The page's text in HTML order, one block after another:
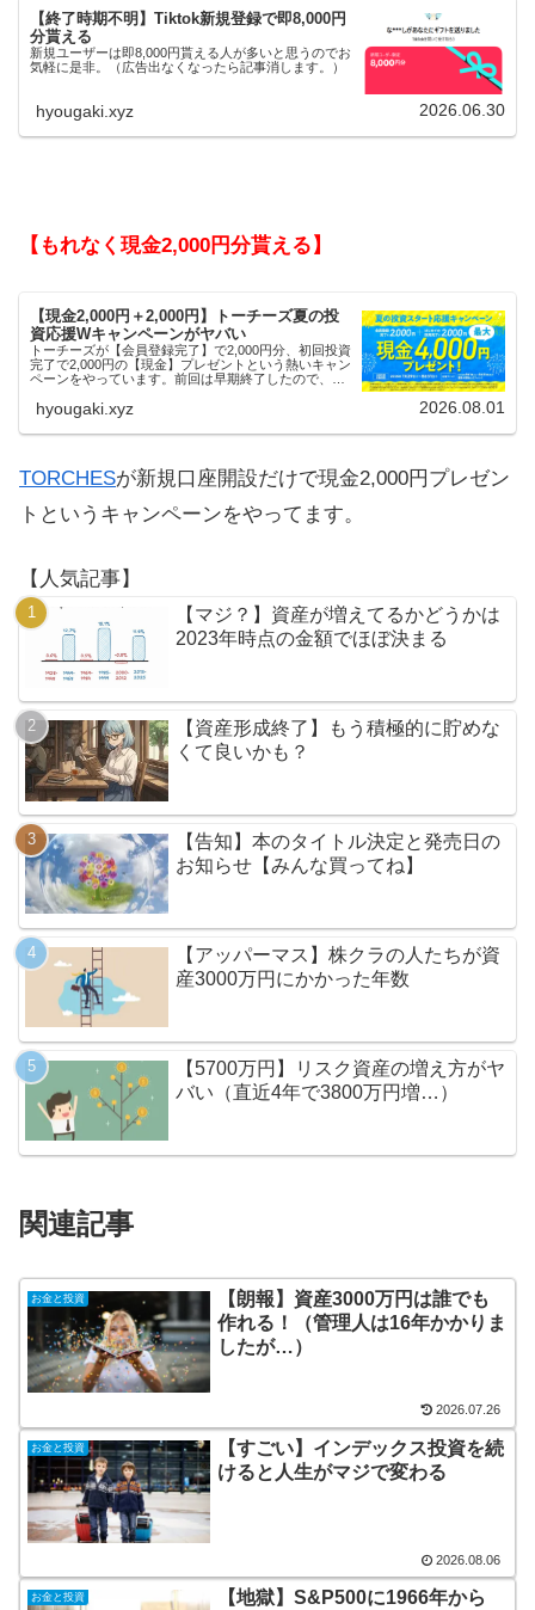
【終了時期不明】Tiktok新規登録で即8,000円
分貰える
新規ユーザーは即8,000円貰える人が多いと思うのでお
気軽に是非。（広告出なくなったら記事消します。）
hyougaki.xyz 2026.06.30
【もれなく現金2,000円分貰える】
【現金2,000円＋2,000円】トーチーズ夏の投
資応援Wキャンペーンがヤバい
トーチーズが【会員登録完了】で2,000円分、初回投資
完了で2,000円の【現金】プレゼントという熱いキャン
ペーンをやっています。前回は早期終了したので、使
hyougaki.xyz 2026.08.01
TORCHESが新規口座開設だけで現金2,000円プレゼン
トというキャンペーンをやってます。
【人気記事】
【マジ？】資産が増えてるかどうかは
2023年時点の金額でほぼ決まる
【資産形成終了】もう積極的に貯めな
くて良いかも？
【告知】本のタイトル決定と発売日の
お知らせ【みんな買ってね】
【アッパーマス】株クラの人たちが資
産3000万円にかかった年数
【5700万円】リスク資産の増え方がヤ
バい（直近4年で3800万円増…）
関連記事
お金と投資
【朗報】資産3000万円は誰でも
作れる！（管理人は16年かかりま
したが…）
2026.07.26
お金と投資
【すごい】インデックス投資を続
けると人生がマジで変わる
2026.08.06
お金と投資
【地獄】S&P500に1966年から